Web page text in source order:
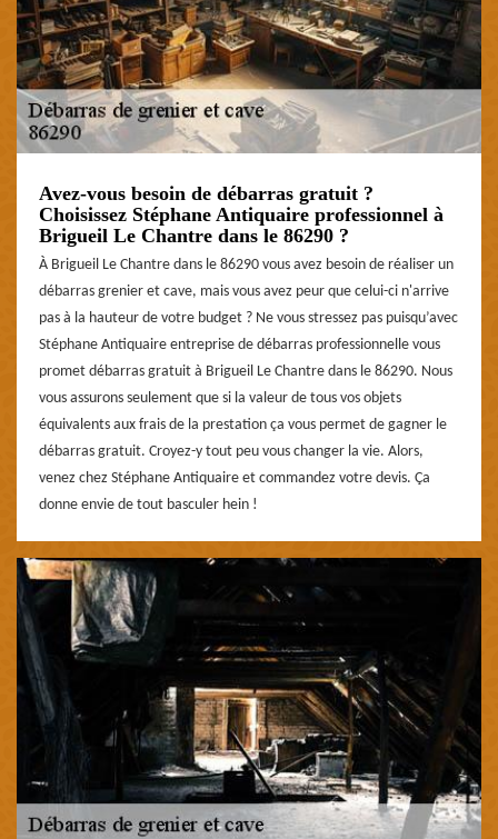
Avez-vous besoin de débarras gratuit ?
Choisissez Stéphane Antiquaire professionnel à
Brigueil Le Chantre dans le 86290 ?
À Brigueil Le Chantre dans le 86290 vous avez besoin de réaliser un
débarras grenier et cave, mais vous avez peur que celui-ci n'arrive
pas à la hauteur de votre budget ? Ne vous stressez pas puisqu’avec
Stéphane Antiquaire entreprise de débarras professionnelle vous
promet débarras gratuit à Brigueil Le Chantre dans le 86290. Nous
vous assurons seulement que si la valeur de tous vos objets
équivalents aux frais de la prestation ça vous permet de gagner le
débarras gratuit. Croyez-y tout peu vous changer la vie. Alors,
venez chez Stéphane Antiquaire et commandez votre devis. Ça
donne envie de tout basculer hein !